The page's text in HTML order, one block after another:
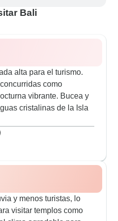
Bali
alta para el turismo.
como
vibrante. Bucea y
cristalinas de la Isla
y menos turistas, lo
visitar templos como